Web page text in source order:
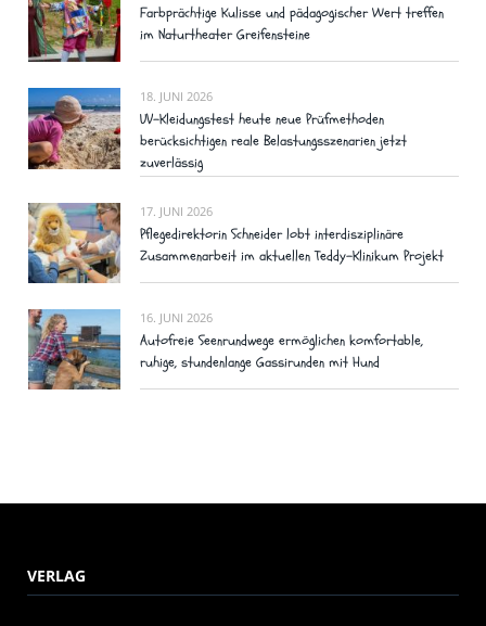
Farbprächtige Kulisse und pädagogischer Wert treffen
im Naturtheater Greifensteine
18. JUNI 2026
UV-Kleidungstest heute neue Prüfmethoden
berücksichtigen reale Belastungsszenarien jetzt
zuverlässig
17. JUNI 2026
Pflegedirektorin Schneider lobt interdisziplinäre
Zusammenarbeit im aktuellen Teddy-Klinikum Projekt
16. JUNI 2026
Autofreie Seenrundwege ermöglichen komfortable,
ruhige, stundenlange Gassirunden mit Hund
VERLAG